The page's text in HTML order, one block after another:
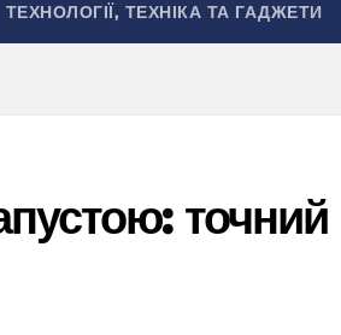
ТЕХНОЛОГІЇ, ТЕХНІКА ТА ГАДЖЕТИ
точний